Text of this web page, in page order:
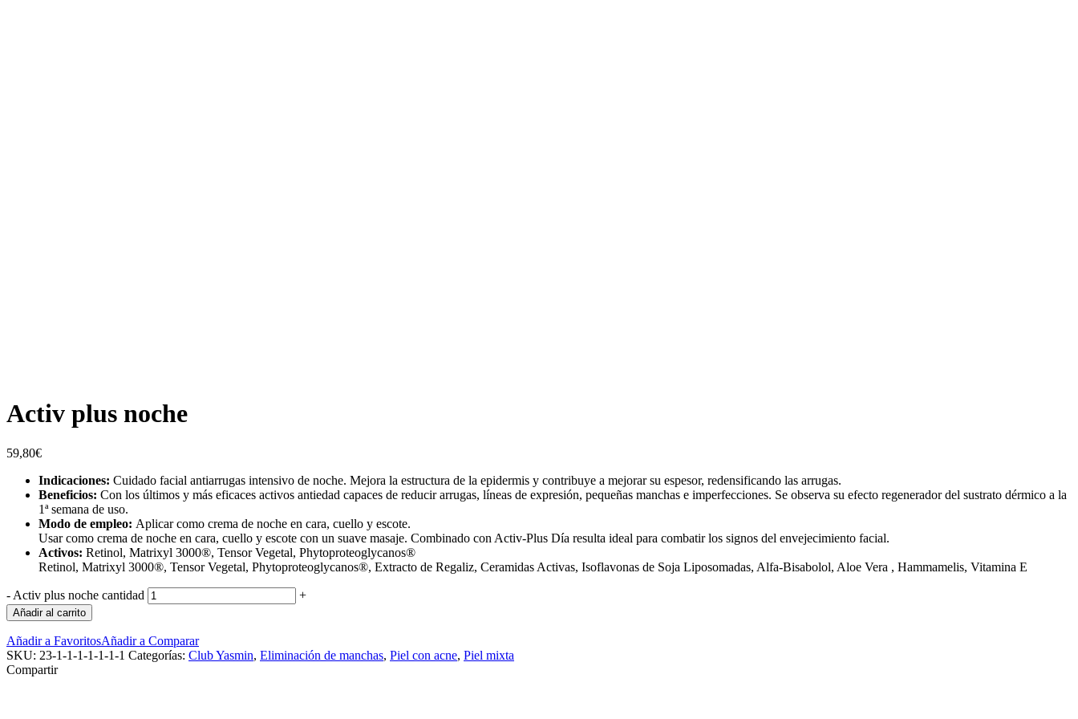
Activ plus noche
59,80€
Indicaciones: Cuidado facial antiarrugas intensivo de noche. Mejora la estructura de la epidermis y contribuye a mejorar su espesor, redensificando las arrugas.
Beneficios: Con los últimos y más eficaces activos antiedad capaces de reducir arrugas, líneas de expresión, pequeñas manchas e imperfecciones. Se observa su efecto regenerador del sustrato dérmico a la
1ª semana de uso.
Modo de empleo: Aplicar como crema de noche en cara, cuello y escote.
Usar como crema de noche en cara, cuello y escote con un suave masaje. Combinado con Activ-Plus Día resulta ideal para combatir los signos del envejecimiento facial.
Activos: Retinol, Matrixyl 3000®, Tensor Vegetal, Phytoproteoglycanos®
Retinol, Matrixyl 3000®, Tensor Vegetal, Phytoproteoglycanos®, Extracto de Regaliz, Ceramidas Activas, Isoflavonas de Soja Liposomadas, Alfa-Bisabolol, Aloe Vera , Hammamelis, Vitamina E
- Activ plus noche cantidad +
Añadir al carrito
Añadir a FavoritosAñadir a Comparar
SKU: 23-1-1-1-1-1-1-1 Categorías: Club Yasmin, Eliminación de manchas, Piel con acne, Piel mixta
Compartir